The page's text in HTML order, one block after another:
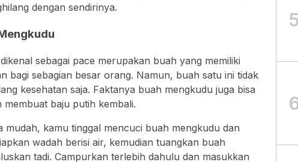
dengan sendirinya.
sebagai pace merupakan buah yang memiliki
bagi sebagian besar orang. Namun, buah satu ini tidak
kesehatan saja. Faktanya buah mengkudu juga bisa
baju putih kembali.
mudah, kamu tinggal mencuci buah mengkudu dan
wadah berisi air, kemudian tuangkan buah
tadi. Campurkan terlebih dahulu dan masukkan
5